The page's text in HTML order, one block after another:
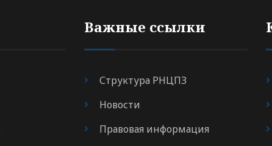
Важные ссылки
Структура РНЦПЗ
Новости
Правовая информация